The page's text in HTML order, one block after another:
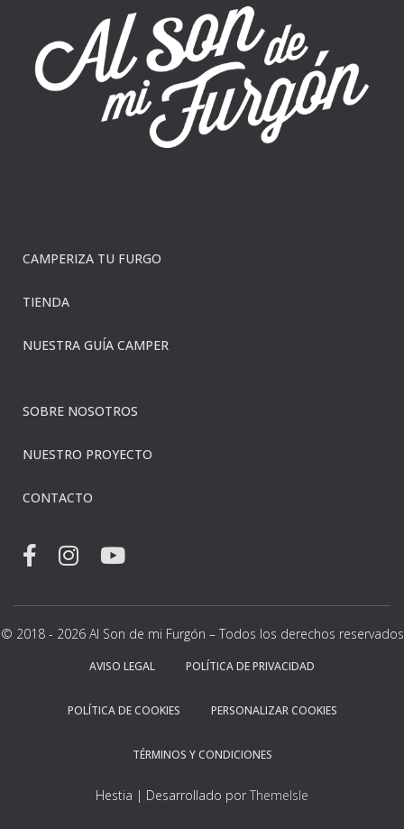
CAMPERIZA TU FURGO
TIENDA
NUESTRA GUÍA CAMPER
SOBRE NOSOTROS
NUESTRO PROYECTO
CONTACTO
© 2018 - 2026 Al Son de mi Furgón – Todos los derechos reservados
AVISO LEGAL POLÍTICA DE PRIVACIDAD
POLÍTICA DE COOKIES PERSONALIZAR COOKIES
TÉRMINOS Y CONDICIONES
Hestia | Desarrollado por ThemeIsle